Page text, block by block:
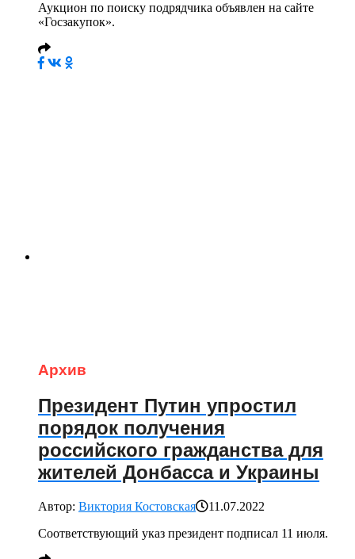
Аукцион по поиску подрядчика объявлен на сайте
«Госзакупок».
Архив
Президент Путин упростил
порядок получения
российского гражданства для
жителей Донбасса и Украины
Автор: Виктория Костовская
11.07.2022
Соответствующий указ президент подписал 11 июля.